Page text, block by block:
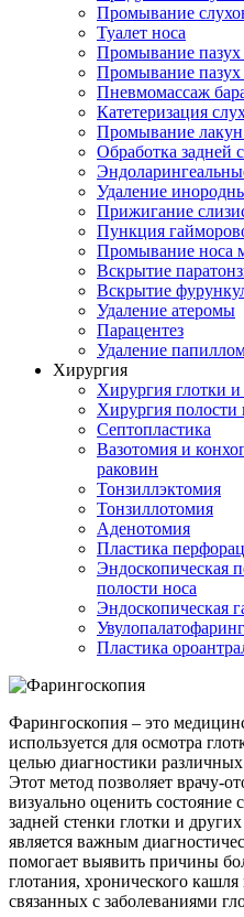
Промывание
Туалет носа
Промывание пазух
Промывание пазух
Пневмомассаж
Катетеризация
Промывание
Обработка задней
Удаление
Прижигание
Пункция
Промывание носа
Вскрытие
Вскрытие
Удаление атеромы
Парацентез
Удаление
Хирургия
Хирургия глотки и
Хирургия полости
Септопластика
Вазотомия и
раковин
Тонзиллэктомия
Тонзиллотомия
Аденотомия
Пластика
Эндоскопическая
полости носа
Эндоскопическая
Пластика
Фарингоскопия – это
используется для осмотра
целью диагностики
Этот метод позволяет врачу-
визуально оценить
задней стенки глотки и
является важным
помогает выявить причины
глотания, хронического
связанных с заболеваниями